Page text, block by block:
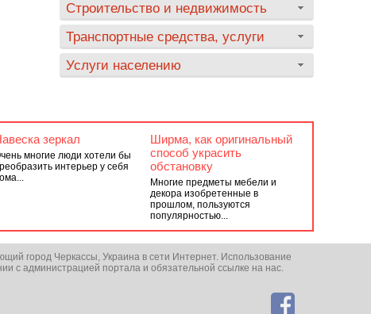
Строительство и недвижимость
Транспортные средства, услуги
Услуги населению
зеркал
многие люди хотели бы
интерьер у себя
Ширма, как оригинальный
способ украсить
обстановку
Многие предметы мебели и
декора изобретенные в
прошлом, пользуются
популярностью...
город Черкассы, Украина в сети Интернет. Использование
с администрацией портала и обязательной ссылке на нас.